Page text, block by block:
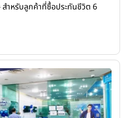
ำหรับลูกค้าที่ซื้อประกันชีวิต 6